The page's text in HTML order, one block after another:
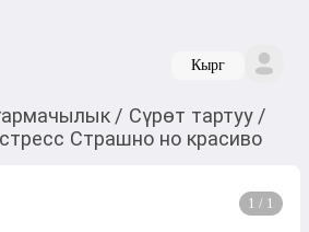
Кырг
/ Сүрөт тартуу /
Страшно но красиво
1 / 1